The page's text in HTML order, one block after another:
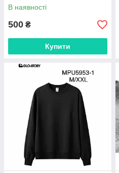
В наявності
500 ₴
Купити